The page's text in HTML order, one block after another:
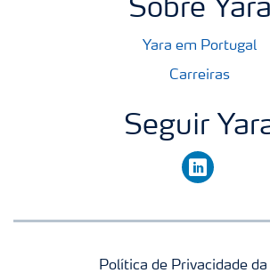
Sobre Yara
Yara em Portugal
Carreiras
Seguir
linkedin
Política de Privacidade da